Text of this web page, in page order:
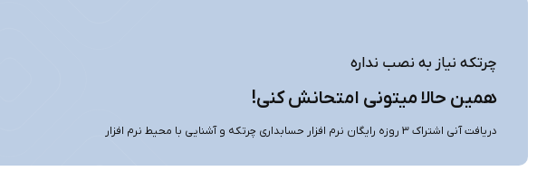
چرتکه نیاز به نصب نداره
همین حالا میتونی امتحانش کنی!
دریافت آنی اشتراک 3 روزه رایگان نرم افزار حسابداری چرتکه و آشنایی با محیط نرم افزار